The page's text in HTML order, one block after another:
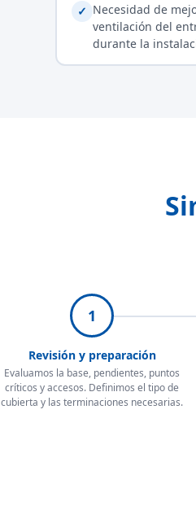
✓ Necesidad de
ventilación del
durante la
1
Revisión y preparación
Evaluamos la base, pendientes, puntos
críticos y accesos. Definimos el tipo de
cubierta y las terminaciones necesarias.